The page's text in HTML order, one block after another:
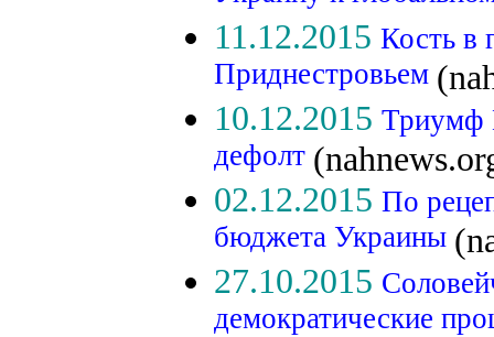
11.12.2015 Кость в
Приднестровьем
10.12.2015 Триумф
дефолт
02.12.2015 По
бюджета Украины
27.10.2015
демократические